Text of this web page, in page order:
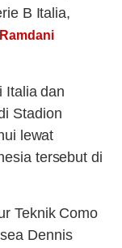
B Italia,
Italia dan
Stadion
lewat
tersebut di
Teknik Como
Dennis